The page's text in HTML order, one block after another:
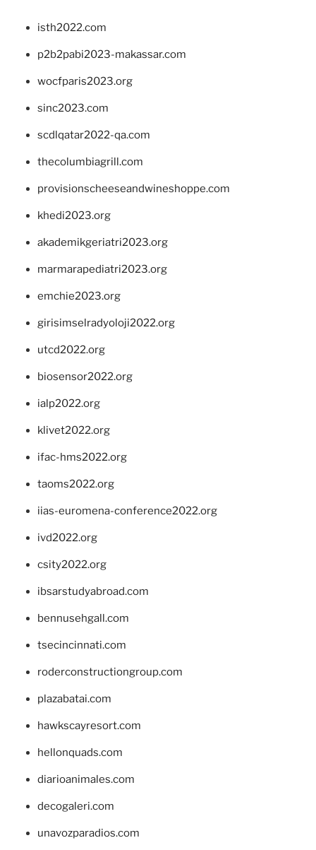
isth2022.com
p2b2pabi2023-makassar.com
wocfparis2023.org
sinc2023.com
scdlqatar2022-qa.com
thecolumbiagrill.com
provisionscheeseandwineshoppe.com
khedi2023.org
akademikgeriatri2023.org
marmarapediatri2023.org
emchie2023.org
girisimselradyoloji2022.org
utcd2022.org
biosensor2022.org
ialp2022.org
klivet2022.org
ifac-hms2022.org
taoms2022.org
iias-euromena-conference2022.org
ivd2022.org
csity2022.org
ibsarstudyabroad.com
bennusehgall.com
tsecincinnati.com
roderconstructiongroup.com
plazabatai.com
hawkscayresort.com
hellonquads.com
diarioanimales.com
decogaleri.com
unavozparadios.com